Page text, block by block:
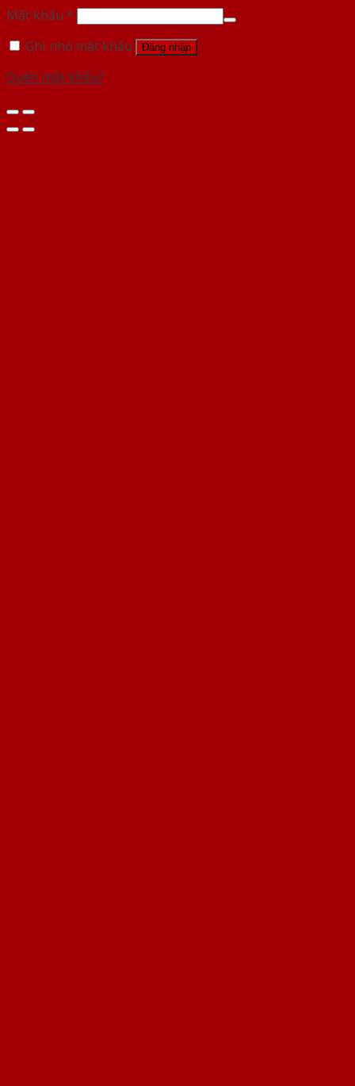
Mật khẩu *
Ghi nhớ mật khẩu
Đăng nhập
Quên mật khẩu?